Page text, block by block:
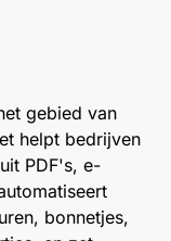
gebied van
helpt bedrijven
PDF's, e-
bonnetjes,